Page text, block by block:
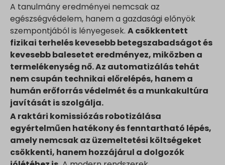
A tanulmány eredményei nemcsak az
egészségvédelem, hanem a gazdasági előnyök
szempontjából is lényegesek. A csökkentett
fizikai terhelés kevesebb betegszabadságot és
kevesebb balesetet eredményez, miközben a
termelékenység nő. Az automatizálás tehát
nem csupán technikai előrelépés, hanem a
humán erőforrás védelmét és a munkakultúra
javítását is szolgálja.
A raktári komissiózás robotizálása
egyértelműen hatékony és fenntartható lépés,
amely nemcsak az üzemeltetési költségeket
csökkenti, hanem hozzájárul a dolgozók